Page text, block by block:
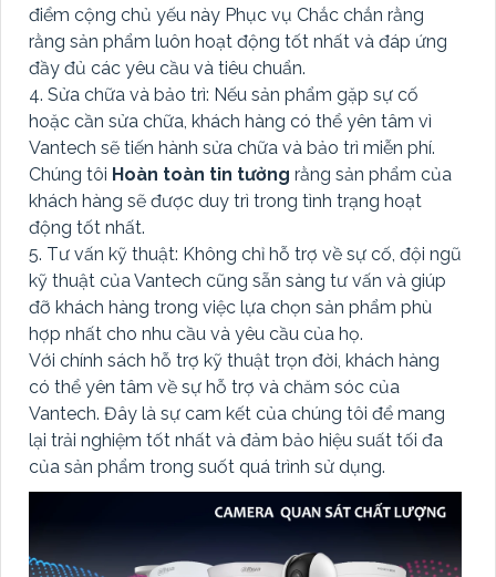
điểm cộng chủ yếu này Phục vụ Chắc chắn rằng
rằng sản phẩm luôn hoạt động tốt nhất và đáp ứng
đầy đủ các yêu cầu và tiêu chuẩn.
4. Sửa chữa và bảo trì: Nếu sản phẩm gặp sự cố
hoặc cần sửa chữa, khách hàng có thể yên tâm vì
Vantech sẽ tiến hành sửa chữa và bảo trì miễn phí.
Chúng tôi Hoàn toàn tin tưởng rằng sản phẩm của
khách hàng sẽ được duy trì trong tình trạng hoạt
động tốt nhất.
5. Tư vấn kỹ thuật: Không chỉ hỗ trợ về sự cố, đội ngũ
kỹ thuật của Vantech cũng sẵn sàng tư vấn và giúp
đỡ khách hàng trong việc lựa chọn sản phẩm phù
hợp nhất cho nhu cầu và yêu cầu của họ.
Với chính sách hỗ trợ kỹ thuật trọn đời, khách hàng
có thể yên tâm về sự hỗ trợ và chăm sóc của
Vantech. Đây là sự cam kết của chúng tôi để mang
lại trải nghiệm tốt nhất và đảm bảo hiệu suất tối đa
của sản phẩm trong suốt quá trình sử dụng.